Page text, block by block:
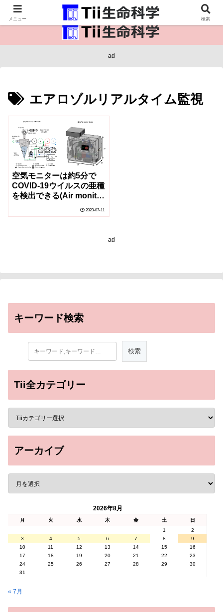
医療保健・生命・生物の情報インフラ。
ad
エアロゾルリアルタイム監視
空気モニターは約5分で
COVID-19ウイルスの亜種
を検出できる(Air monitor
virus variants in about 5
2023-07-11
ad
キーワード検索
Tii全カテゴリー
アーカイブ
2026年8月
月 火 水 木 金 土
日
1
2
3
4 5 6 7 8
9
10
11 12 13 14 15
16
17
18 19 20 21 22
23
24
25 26 27 28 29
30
31
« 7月
メニュー 検索